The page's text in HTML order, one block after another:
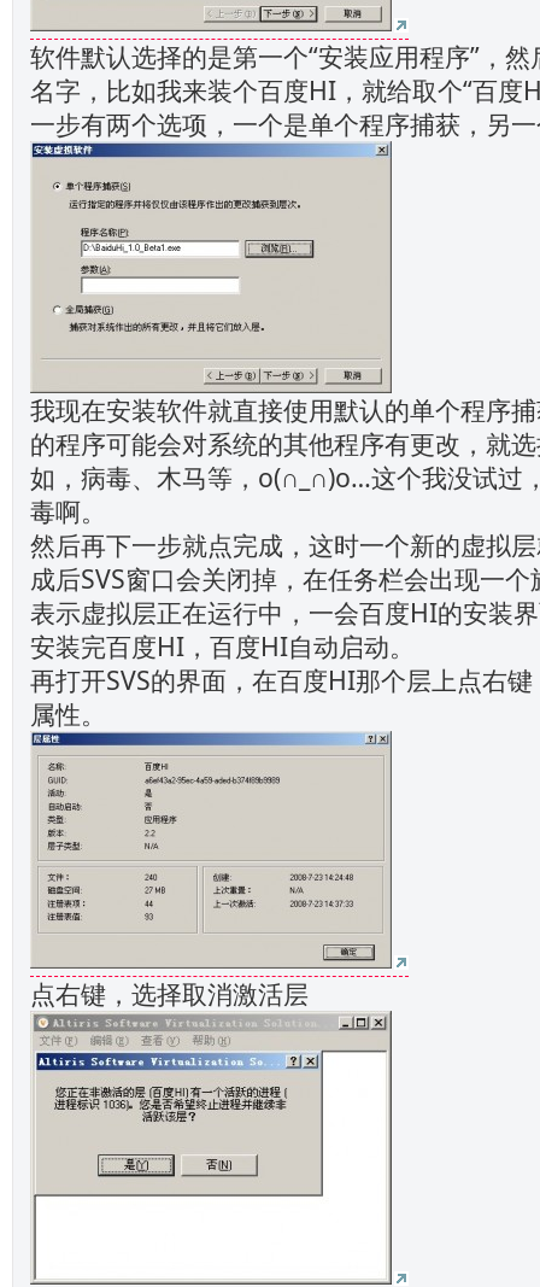
软件默认选择的是第一个“安装应用程序”，
名字，比如我来装个百度HI，就给取个“百度
一步有两个选项，一个是单个程序捕获，另
我现在安装软件就直接使用默认的单个程序
的程序可能会对系统的其他程序有更改，就
如，病毒、木马等，o(∩_∩)o…这个我没试过
毒啊。
然后再下一步就点完成，这时一个新的虚拟
成后SVS窗口会关闭掉，在任务栏会出现一
表示虚拟层正在运行中，一会百度HI的安装
安装完百度HI，百度HI自动启动。
再打开SVS的界面，在百度HI那个层上点右
属性。
点右键，选择取消激活层